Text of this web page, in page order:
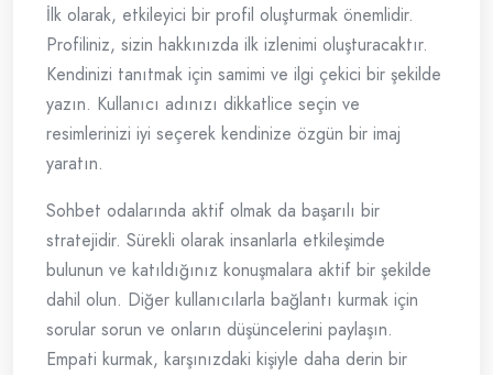
İlk olarak, etkileyici bir profil oluşturmak önemlidir.
Profiliniz, sizin hakkınızda ilk izlenimi oluşturacaktır.
Kendinizi tanıtmak için samimi ve ilgi çekici bir şekilde
yazın. Kullanıcı adınızı dikkatlice seçin ve
resimlerinizi iyi seçerek kendinize özgün bir imaj
yaratın.
Sohbet odalarında aktif olmak da başarılı bir
stratejidir. Sürekli olarak insanlarla etkileşimde
bulunun ve katıldığınız konuşmalara aktif bir şekilde
dahil olun. Diğer kullanıcılarla bağlantı kurmak için
sorular sorun ve onların düşüncelerini paylaşın.
Empati kurmak, karşınızdaki kişiyle daha derin bir